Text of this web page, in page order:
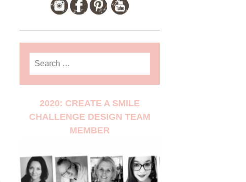
2020: CREATE A SMILE
CHALLENGE DESIGN TEAM
MEMBER